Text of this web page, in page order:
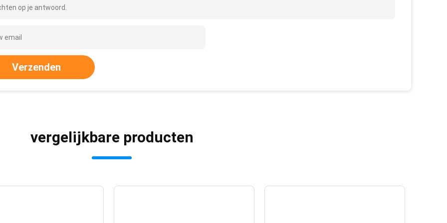
op je antwoord.
Verzenden
vergelijkbare producten